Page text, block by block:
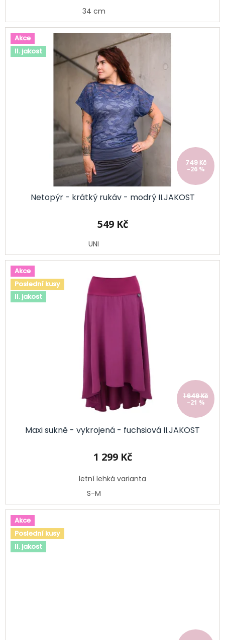
34 cm
Akce
II. jakost
749 Kč
–26 %
Netopýr - krátký rukáv - modrý II.JAKOST
549 Kč
UNI
Akce
Poslední kusy
II. jakost
1 649 Kč
–21 %
Maxi sukně - vykrojená - fuchsiová II.JAKOST
1 299 Kč
letní lehká varianta
S-M
Akce
Poslední kusy
II. jakost